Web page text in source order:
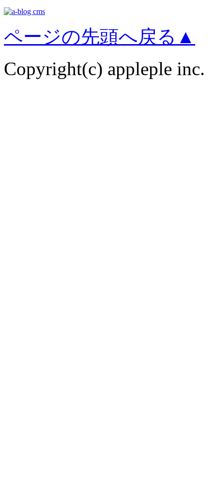
ページの先頭へ戻る▲
Copyright(c) appleple inc.